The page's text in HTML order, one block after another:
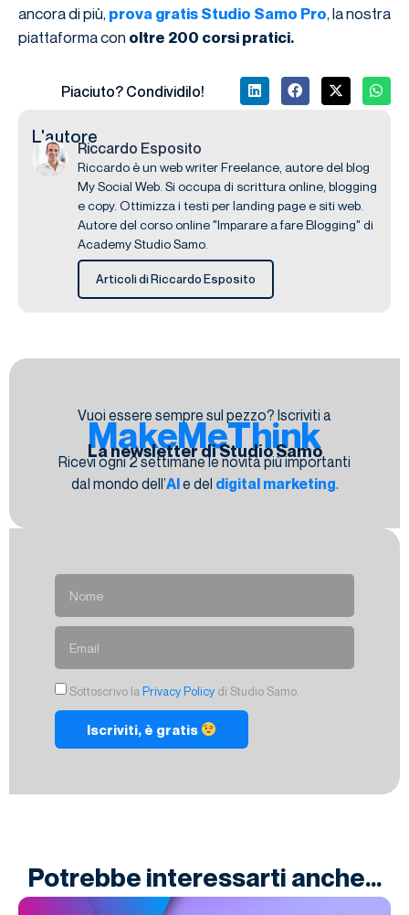
ancora di più, prova gratis Studio Samo Pro, la nostra
piattaforma con oltre 200 corsi pratici.
Piaciuto? Condividilo!
L'autore
Riccardo Esposito
Riccardo è un web writer Freelance, autore del blog
My Social Web. Si occupa di scrittura online, blogging
e copy. Ottimizza i testi per landing page e siti web.
Autore del corso online "Imparare a fare Blogging" di
Academy Studio Samo.
Articoli di Riccardo Esposito
Vuoi essere sempre sul pezzo? Iscriviti a
MakeMeThink
La newsletter di Studio Samo
Ricevi ogni 2 settimane le novità più importanti
dal mondo dell’AIe del digital marketing.
Sottoscrivo la Privacy Policy di Studio Samo.
Iscriviti, è gratis
Potrebbe interessarti anche...